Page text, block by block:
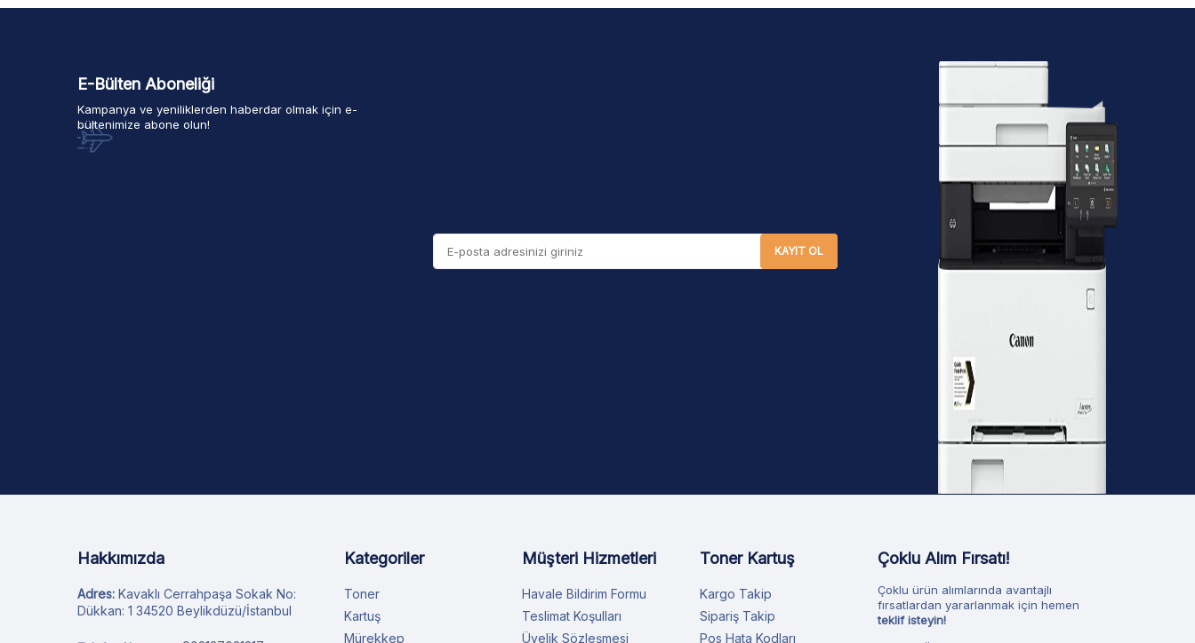
E-Bülten Aboneliği
Kampanya ve yeniliklerden haberdar olmak için e-
bültenimize abone olun!
KAYIT OL
Hakkımızda
Adres: Kavaklı Cerrahpaşa Sokak No:
Dükkan: 1 34520 Beylikdüzü/İstanbul
Kategoriler
Toner
Kartuş
Mürekkep
Müşteri Hizmetleri
Havale Bildirim Formu
Teslimat Koşulları
Üyelik Sözleşmesi
Toner Kartuş
Kargo Takip
Sipariş Takip
Pos Hata Kodları
Çoklu Alım Fırsatı!
Çoklu ürün alımlarında avantajlı
fırsatlardan yararlanmak için hemen
teklif isteyin!